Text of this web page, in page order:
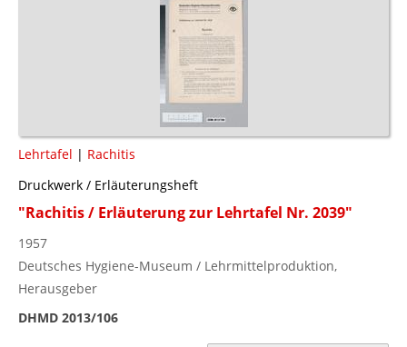
Lehrtafel | Rachitis
Druckwerk / Erläuterungsheft
"Rachitis / Erläuterung zur Lehrtafel Nr. 2039"
1957
Deutsches Hygiene-Museum / Lehrmittelproduktion,
Herausgeber
DHMD 2013/106